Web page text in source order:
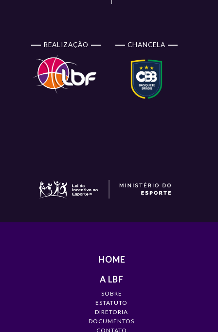
REALIZAÇÃO CHANCELA
HOME
A LBF
SOBRE
ESTATUTO
DIRETORIA
DOCUMENTOS
CONTATO